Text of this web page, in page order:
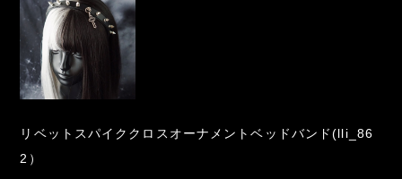
リベットスパイククロスオーナメントベッドバンド(lli_86
2）